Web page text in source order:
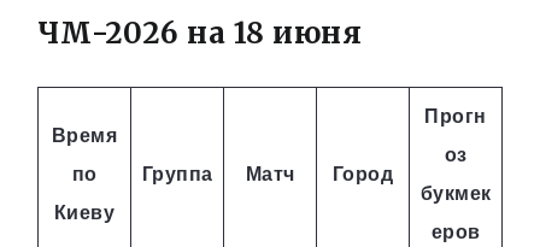
ЧМ-2026 на 18 июня
Время
по
Киеву
Группа Матч Город
Прогн
оз
букмек
еров